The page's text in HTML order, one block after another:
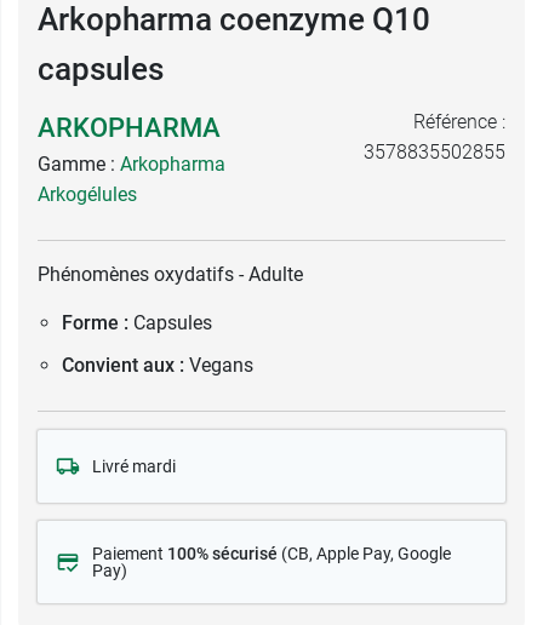
Arkopharma coenzyme Q10
capsules
ARKOPHARMA
Gamme : Arkopharma
Arkogélules
Référence :
3578835502855
Phénomènes oxydatifs - Adulte
Forme : Capsules
Convient aux : Vegans
Livré mardi
Paiement 100% sécurisé (CB, Apple Pay, Google
Pay)